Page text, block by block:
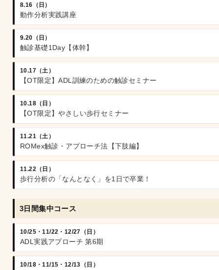
8.16（日）
動作分析実践講座
9.20（日）
触診基礎1Day【体幹】
10.17（土）
【OT限定】ADL訓練のための触診セミナー
10.18（日）
【OT限定】やさしい歩行セミナー
11.21（土）
ROMex触診・アプローチ法【下肢編】
11.22（日）
歩行分析の「なんとなく」を1日で卒業！
3日間集中コース
10/25・11/22・12/27（日）
ADL実践アプローチ 第6期
10/18・11/15・12/13（日）